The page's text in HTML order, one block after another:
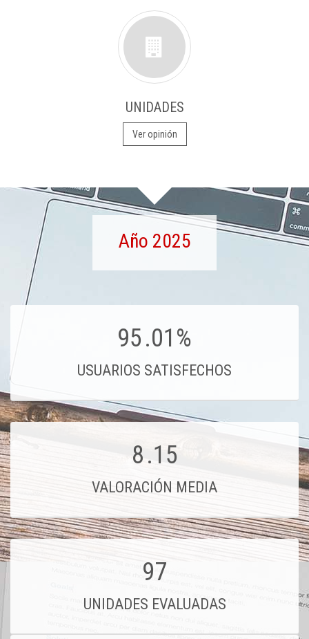
UNIDADES
Ver opinión
Año 2025
95.01%
USUARIOS SATISFECHOS
8.15
VALORACIÓN MEDIA
97
UNIDADES EVALUADAS